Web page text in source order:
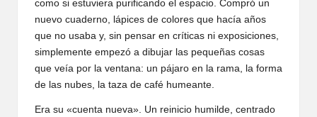
como si estuviera purificando el espacio. Compró un
nuevo cuaderno, lápices de colores que hacía años
que no usaba y, sin pensar en críticas ni exposiciones,
simplemente empezó a dibujar las pequeñas cosas
que veía por la ventana: un pájaro en la rama, la forma
de las nubes, la taza de café humeante.
Era su «cuenta nueva». Un reinicio humilde, centrado